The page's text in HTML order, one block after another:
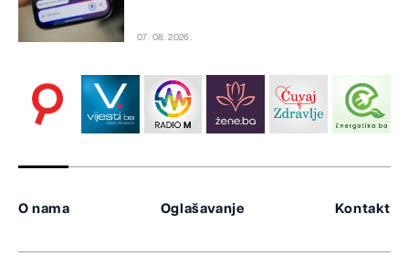
07. 08. 2026.
O nama Oglašavanje Kontakt